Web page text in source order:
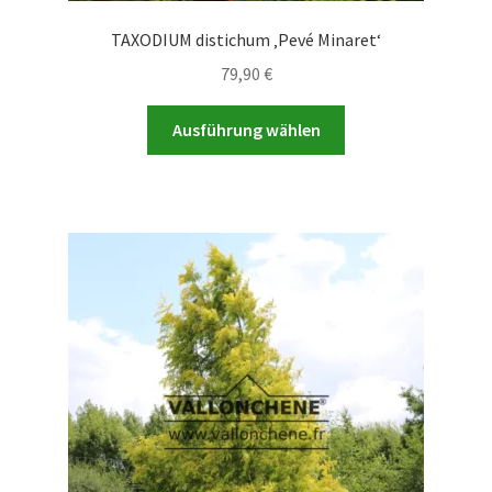
TAXODIUM distichum ‚Pevé Minaret‘
79,90 €
Ausführung wählen
auf.
Die
Produktseite
gewählt
werden